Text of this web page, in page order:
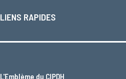
LIENS RAPIDES
L'Emblème du CIPDH